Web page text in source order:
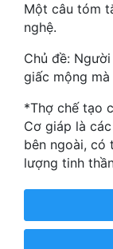
Sủng
Tiên Hiệp
Tiểu Thuyết
Trinh Thám
Triều Đấu
Trọng Sinh
Một câu tóm
nghệ.
Chủ đề:
giấc mộng
*Thợ chế tạo
Cơ giáp là
bên ngoài, có
lượng tinh